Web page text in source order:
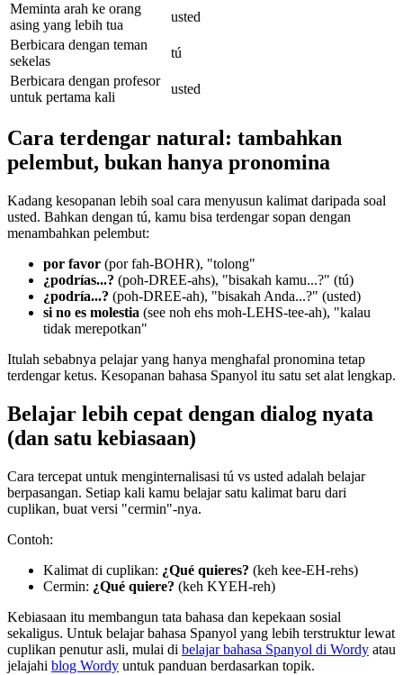
Meminta arah ke orang
asing yang lebih tua
usted
Berbicara dengan teman
sekelas
tú
Berbicara dengan profesor
untuk pertama kali
usted
Cara terdengar natural: tambahkan
pelembut, bukan hanya pronomina
Kadang kesopanan lebih soal cara menyusun kalimat daripada soal
usted. Bahkan dengan tú, kamu bisa terdengar sopan dengan
menambahkan pelembut:
por favor (por fah-BOHR), "tolong"
¿podrías...? (poh-DREE-ahs), "bisakah kamu...?" (tú)
¿podría...? (poh-DREE-ah), "bisakah Anda...?" (usted)
si no es molestia (see noh ehs moh-LEHS-tee-ah), "kalau
tidak merepotkan"
Itulah sebabnya pelajar yang hanya menghafal pronomina tetap
terdengar ketus. Kesopanan bahasa Spanyol itu satu set alat lengkap.
Belajar lebih cepat dengan dialog nyata
(dan satu kebiasaan)
Cara tercepat untuk menginternalisasi tú vs usted adalah belajar
berpasangan. Setiap kali kamu belajar satu kalimat baru dari
cuplikan, buat versi "cermin"-nya.
Contoh:
Kalimat di cuplikan: ¿Qué quieres? (keh kee-EH-rehs)
Cermin: ¿Qué quiere? (keh KYEH-reh)
Kebiasaan itu membangun tata bahasa dan kepekaan sosial
sekaligus. Untuk belajar bahasa Spanyol yang lebih terstruktur lewat
cuplikan penutur asli, mulai di belajar bahasa Spanyol di Wordy atau
jelajahi blog Wordy untuk panduan berdasarkan topik.